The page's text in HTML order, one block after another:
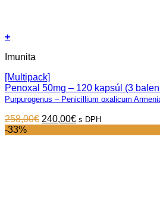
+
Imunita
[Multipack]
Penoxal 50mg – 120 kapsúl (3
Purpurogenus – Penicillium oxalicum
258,00€ Original
240,00€Current
s DPH
-33%